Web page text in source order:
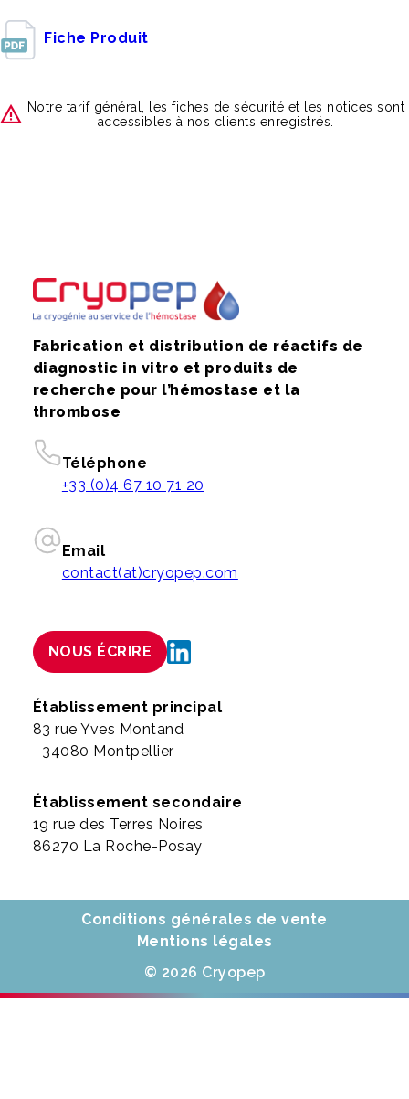
Fiche Produit
Notre tarif général, les fiches de sécurité et les notices sont
accessibles à nos clients enregistrés.
Fabrication et distribution de réactifs de
diagnostic in vitro et produits de
recherche pour l’hémostase et la
thrombose
Téléphone
+33 (0)4 67 10 71 20
Email
contact(at)cryopep.com
NOUS ÉCRIRE
Établissement principal
83 rue Yves Montand
34080 Montpellier
Établissement secondaire
19 rue des Terres Noires
86270 La Roche-Posay
Conditions générales de vente
Mentions légales
© 2026 Cryopep